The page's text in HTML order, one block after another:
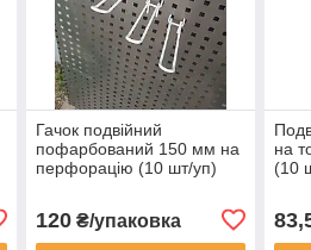
Гачок подвійний
пофарбований 150 мм на
перфорацію (10 шт/уп)
120₴/упаковка
на
(10